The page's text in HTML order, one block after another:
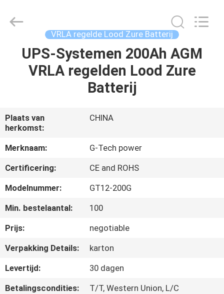
THUIS
OVER
ONS
FABRIEKSTOCHT
NEEM
CONTACT
MET
ONS
POWER
GROUP.
VRLA regelde Lood Zure Batterij
UPS-Systemen 200Ah AGM
VRLA regelden Lood Zure
Batterij
Plaats van
herkomst:
CHINA
Merknaam:
G-Tech power
Certificering:
CE and ROHS
Modelnummer:
GT12-200G
Min. bestelaantal:
100
Prijs:
negotiable
Verpakking Details:
karton
Levertijd:
30 dagen
Betalingscondities:
T/T, Western Union, L/C